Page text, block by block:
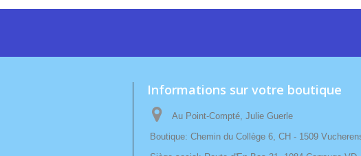
Informations sur votre boutique
Au Point-Compté, Julie Guerle
Boutique: Chemin du Collège 6, CH - 1509